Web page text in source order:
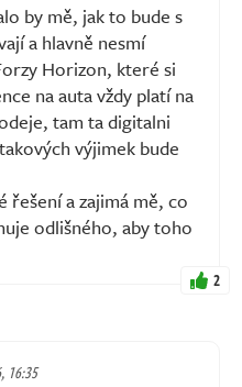
by mě, jak to bude s
a hlavně nesmí
Horizon, které si
na auta vždy platí na
tam ta digitalni
výjimek bude
řešení a zajimá mě, co
odlišného, aby toho
2
16:35